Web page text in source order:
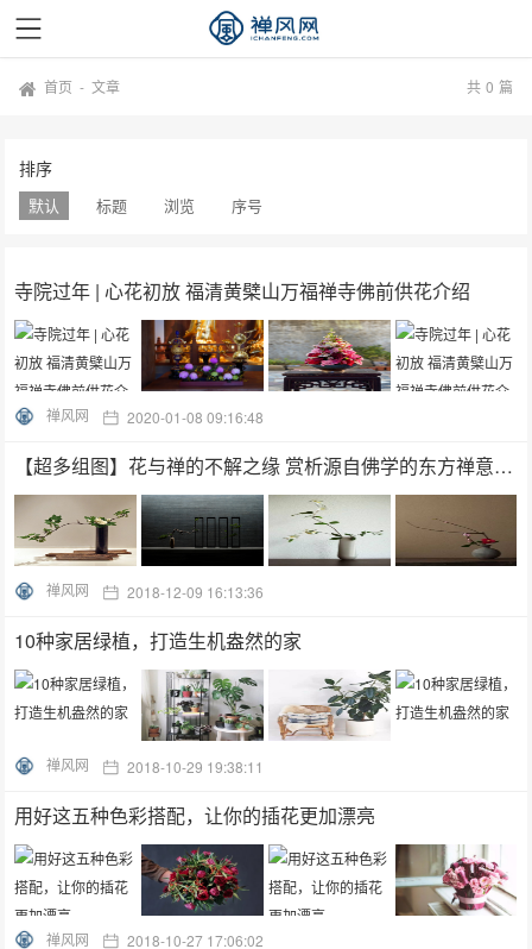
首页 -文章 共 0 篇
排序
默认 标题 浏览 序号
寺院过年 | 心花初放 福清黄檗山万福禅寺佛前供花介绍
禅风网 2020-01-08 09:16:48
【超多组图】花与禅的不解之缘 赏析源自佛学的东方禅意插花
禅风网 2018-12-09 16:13:36
10种家居绿植，打造生机盎然的家
禅风网 2018-10-29 19:38:11
用好这五种色彩搭配，让你的插花更加漂亮
禅风网 2018-10-27 17:06:02